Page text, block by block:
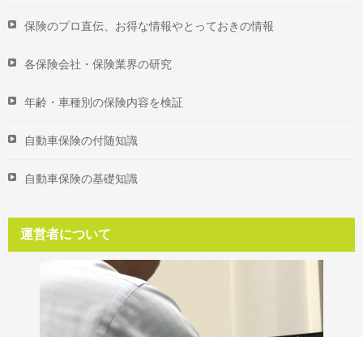
保険のプロ直伝、お得な情報やとっておきの情報
各保険会社・保険業界の研究
年齢・車種別の保険内容を検証
自動車保険の付随知識
自動車保険の基礎知識
運営者について